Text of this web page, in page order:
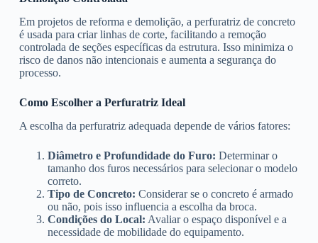
Em projetos de reforma e demolição, a perfuratriz de concreto
é usada para criar linhas de corte, facilitando a remoção
controlada de seções específicas da estrutura. Isso minimiza o
risco de danos não intencionais e aumenta a segurança do
processo.
Como Escolher a Perfuratriz Ideal
A escolha da perfuratriz adequada depende de vários fatores:
Diâmetro e Profundidade do Furo: Determinar o
tamanho dos furos necessários para selecionar o modelo
correto.
Tipo de Concreto: Considerar se o concreto é armado
ou não, pois isso influencia a escolha da broca.
Condições do Local: Avaliar o espaço disponível e a
necessidade de mobilidade do equipamento.